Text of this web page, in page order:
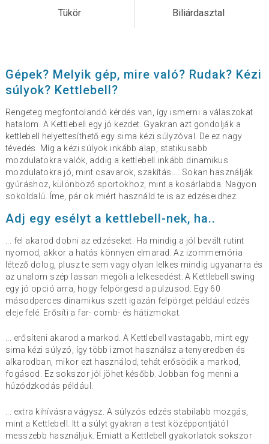
Tükör Biliárdasztal
Gépek? Melyik gép, mire való? Rudak? Kézi
súlyok? Kettlebell?
Rengeteg megfontolandó kérdés van, így ismerni a válaszokat
hatalom. A Kettlebell egy jó kezdet. Gyakran azt gondolják a
kettlebell helyettesíthető egy sima kézi súlyzóval. De ez nagy
tévedés. Míg a kézi súlyok inkább alap, statikusabb
mozdulatokra valók, addig a kettlebell inkább dinamikus
mozdulatokra jó, mint csavarok, szakítás.... Sokan használják
gyúráshoz, különböző sportokhoz, mint a kosárlabda. Nagyon
sokoldalú. Íme, pár ok miért használd te is az edzéseidhez.
Adj egy esélyt a kettlebell-nek, ha..
... fel akarod dobni az edzéseket. Ha mindig a jól bevált rutint
nyomod, akkor a hatás könnyen elmarad. Az izommemória
létező dolog, plusz te sem vagy olyan lelkes mindig ugyanarra és
az unalom szép lassan megöli a lelkesedést. A Kettlebell swing
egy jó opció arra, hogy felpörgesd a pulzusod. Egy 60
másodperces dinamikus szett igazán felpörget például edzés
eleje felé. Erősíti a far- comb- és hátizmokat.
... erősíteni akarod a markod. A Kettlebell vastagabb, mint egy
sima kézi súlyzó, így több izmot használsz a tenyeredben és
alkarodban, mikor ezt használod, tehát erősödik a markod,
fogásod. Ez sokszor jól jöhet később. Jobban fog menni a
húzódzkodás például.
... extra kihívásra vágysz. A súlyzós edzés stabilabb mozgás,
mint a Kettlebell. Itt a súlyt gyakran a test középpontjától
messzebb használjuk. Emiatt a Kettlebell gyakorlatok sokszor